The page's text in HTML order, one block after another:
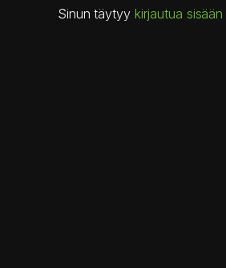
Sinun täytyy kirjautua sisään